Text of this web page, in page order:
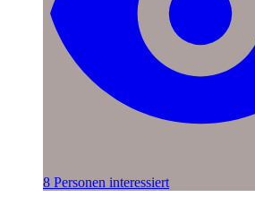
8 Personen interessiert